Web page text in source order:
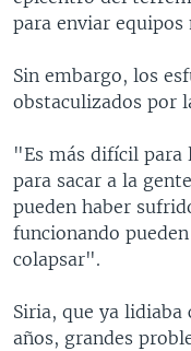
para enviar equipos
Sin embargo, los
obstaculizados por
"Es más difícil para
para sacar a la
pueden haber
funcionando
colapsar".
Siria, que ya
años, grandes